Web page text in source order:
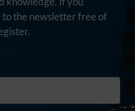
to the newsletter free of